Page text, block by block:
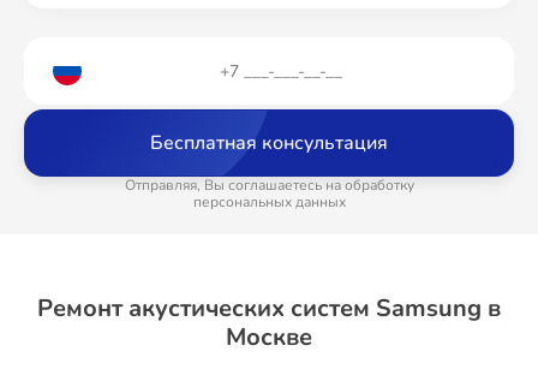
Бесплатная консультация
Отправляя, Вы соглашаетесь на обработку
персональных данных
Ремонт акустических систем Samsung в
Москве